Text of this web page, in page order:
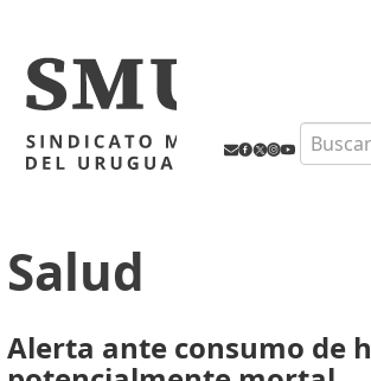
Search
Salud
Alerta ante consumo de